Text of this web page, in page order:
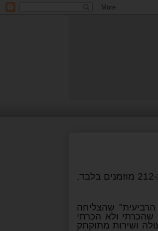
לכבוד השקת בושם 212 ערכו ברחבי העולם מסיבות השקה שהורכבו מ-212 מוזמנים בלבד,
שהצליחה
שהכרתי ולא הכרתי
ושירות מתוקתק